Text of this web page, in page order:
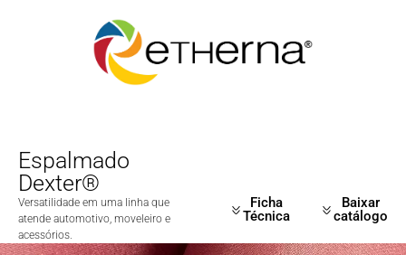
Espalmado
Dexter®
Versatilidade em uma linha que
atende automotivo, moveleiro e
acessórios.
Ficha
Técnica
Baixar
catálogo